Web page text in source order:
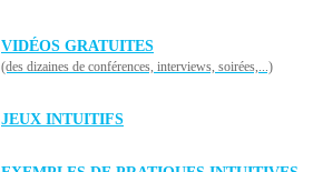
VIDÉOS GRATUITES
(des dizaines de conférences, interviews, soirées,...)
JEUX INTUITIFS